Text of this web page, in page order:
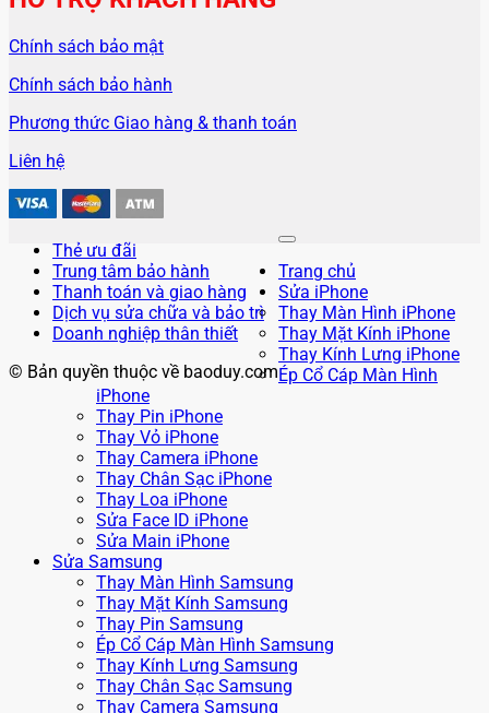
Chính sách bảo mật
Chính sách bảo hành
Phương thức Giao hàng & thanh toán
Liên hệ
Thẻ ưu đãi
Trung tâm bảo hành
Thanh toán và giao hàng
Dịch vụ sửa chữa và bảo trì
Doanh nghiệp thân thiết
© Bản quyền thuộc về baoduy.com
Trang chủ
Sửa iPhone
Thay Màn Hình iPhone
Thay Mặt Kính iPhone
Thay Kính Lưng iPhone
Ép Cổ Cáp Màn Hình
iPhone
Thay Pin iPhone
Thay Vỏ iPhone
Thay Camera iPhone
Thay Chân Sạc iPhone
Thay Loa iPhone
Sửa Face ID iPhone
Sửa Main iPhone
Sửa Samsung
Thay Màn Hình Samsung
Thay Mặt Kính Samsung
Thay Pin Samsung
Ép Cổ Cáp Màn Hình Samsung
Thay Kính Lưng Samsung
Thay Chân Sạc Samsung
Thay Camera Samsung